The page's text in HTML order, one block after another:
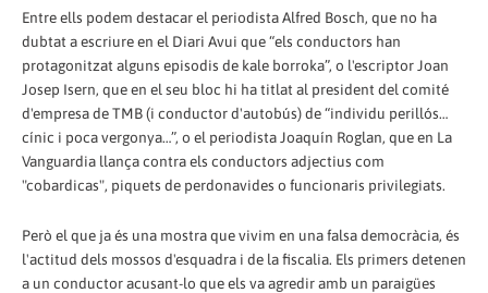
Entre ells podem destacar el periodista Alfred Bosch, que no ha
dubtat a escriure en el Diari Avui que “els conductors han
protagonitzat alguns episodis de kale borroka”, o l'escriptor Joan
Josep Isern, que en el seu bloc hi ha titlat al president del comité
d'empresa de TMB (i conductor d'autobús) de “individu perillós…
cínic i poca vergonya…”, o el periodista Joaquín Roglan, que en La
Vanguardia llança contra els conductors adjectius com
"cobardicas", piquets de perdonavides o funcionaris privilegiats.
Però el que ja és una mostra que vivim en una falsa democràcia, és
l'actitud dels mossos d'esquadra i de la fiscalia. Els primers detenen
a un conductor acusant-lo que els va agredir amb un paraigües